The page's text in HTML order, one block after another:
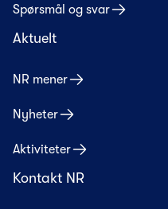
Spørsmål og svar
Aktuelt
NR mener
Nyheter
Aktiviteter
Kontakt NR